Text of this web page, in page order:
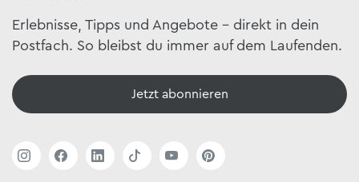
Erlebnisse, Tipps und Angebote – direkt in dein
Postfach. So bleibst du immer auf dem Laufenden.
Jetzt abonnieren